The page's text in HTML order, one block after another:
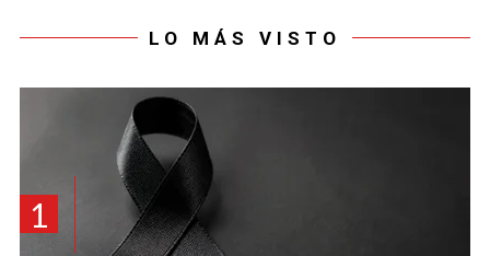
LO MÁS VISTO
1